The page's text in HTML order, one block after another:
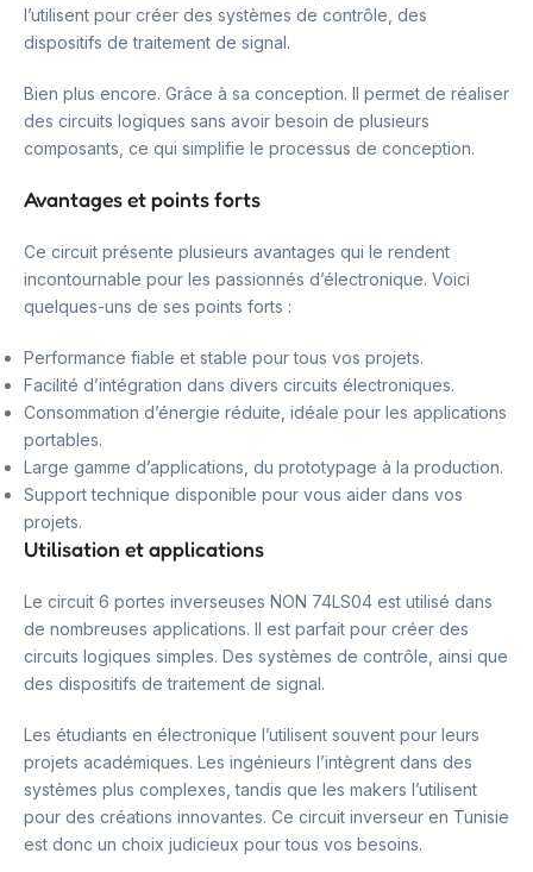
l’utilisent pour créer des systèmes de contrôle, des
dispositifs de traitement de signal.
Bien plus encore. Grâce à sa conception. Il permet de réaliser
des circuits logiques sans avoir besoin de plusieurs
composants, ce qui simplifie le processus de conception.
Avantages et points forts
Ce circuit présente plusieurs avantages qui le rendent
incontournable pour les passionnés d’électronique. Voici
quelques-uns de ses points forts :
Performance fiable et stable pour tous vos projets.
Facilité d’intégration dans divers circuits électroniques.
Consommation d’énergie réduite, idéale pour les applications
portables.
Large gamme d’applications, du prototypage à la production.
Support technique disponible pour vous aider dans vos
projets.
Utilisation et applications
Le circuit 6 portes inverseuses NON 74LS04 est utilisé dans
de nombreuses applications. Il est parfait pour créer des
circuits logiques simples. Des systèmes de contrôle, ainsi que
des dispositifs de traitement de signal.
Les étudiants en électronique l’utilisent souvent pour leurs
projets académiques. Les ingénieurs l’intègrent dans des
systèmes plus complexes, tandis que les makers l’utilisent
pour des créations innovantes. Ce circuit inverseur en Tunisie
est donc un choix judicieux pour tous vos besoins.